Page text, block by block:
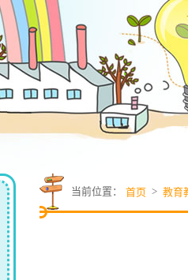
当前位置： 首页 > 教育